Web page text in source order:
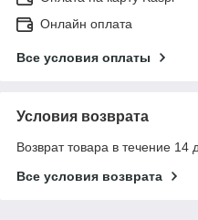
Онлайн оплата
Все условия оплаты
Условия возврата
Возврат товара в течение 14
Все условия возврата